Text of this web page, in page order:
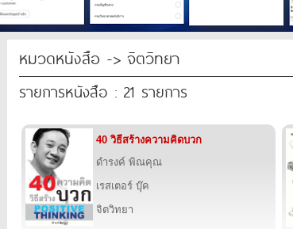
หมวดหนังสือ -> จิตวิทยา
รายการหนังสือ : 21 รายการ
40 วิธีสร้างความคิดบวก
ดำรงค์ พิณคุณ
เรสเตอร์ บุ๊ค
จิตวิทยา